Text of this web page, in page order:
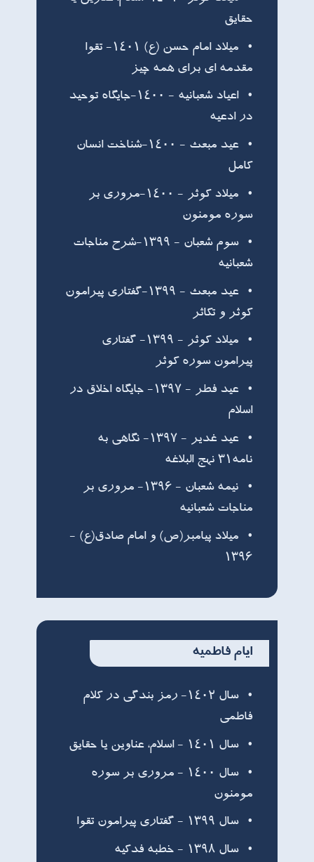
حقایق
میلاد امام حسن (ع) ۱۴۰۱- تقوا
مقدمه ای برای همه چیز
اعیاد شعبانیه - ۱۴۰۰-جایگاه توحید
در ادعیه
عید مبعث - ۱۴۰۰-شناخت انسان
کامل
ميلاد کوثر - ۱۴۰۰-مروری بر
سوره مومنون
سوم شعبان - ۱۳۹۹-شرح مناجات
شعبانیه
عید مبعث - ۱۳۹۹-گفتاری پیرامون
کوثر و تکاثر
ميلاد کوثر - ۱۳۹۹- گفتاری
پیرامون سوره کوثر
عيد فطر - ۱۳۹۷- جايگاه اخلاق در
اسلام
عید غدیر - ۱۳۹۷- نگاهي به
نامه٣١ نهج البلاغه
نيمه شعبان - ۱۳۹۶- مروري بر
مناجات شعبانيه
ميلاد پيامبر(ص) و امام صادق(ع) -
۱۳۹۶
ایام فاطمیه
سال ۱۴۰۲- رمز بندگی در کلام
فاطمی
سال ۱۴۰۱ - اسلام، عناوین یا حقایق
سال ۱۴۰۰ - مروری بر سوره
مومنون
سال ۱۳۹۹ - گفتاری پیرامون تقوا
سال ۱۳۹٨ - خطبه فدکیه